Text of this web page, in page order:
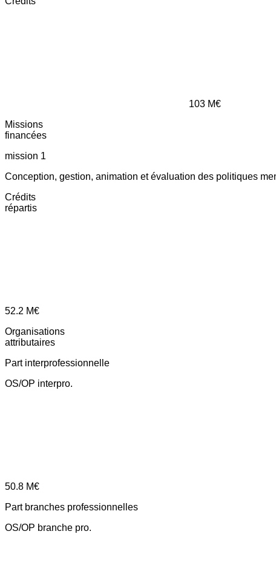
103 M€
Missions
financées
mission 1
Conception, gestion, animation et évaluation des politiques
Crédits
répartis
52.2 M€
Organisations
attributaires
Part interprofessionnelle
OS/OP interpro.
50.8 M€
Part branches professionnelles
OS/OP branche pro.